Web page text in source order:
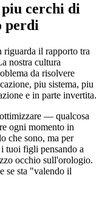
cerchi di
perdi
il rapporto tra
nostra cultura
da risolvere
piu sistema, piu
e in parte invertita.
— qualcosa
ogni momento in
che sono, ma per
tuoi figli pensando a
occhio sull'orologio.
se sta "valendo il